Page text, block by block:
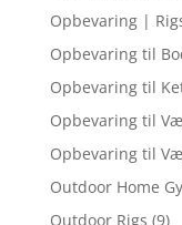
Opbevaring |
Opbevaring til
Opbevaring til
Opbevaring til
Opbevaring til
Outdoor Home
Outdoor Rigs (9)